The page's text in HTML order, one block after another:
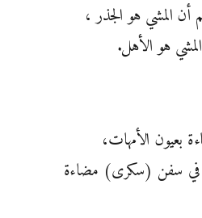
أن المشي هو الجذر ،
هو الأهل.
الأمهات،
في سفن (سكرى) مضاءة